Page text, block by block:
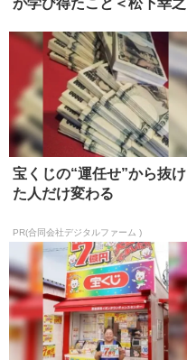
が学び得たこと＜松下幸之
宝くじの“運任せ”から抜け
た人だけ変わる
PR(合同会社デジタルファーム )